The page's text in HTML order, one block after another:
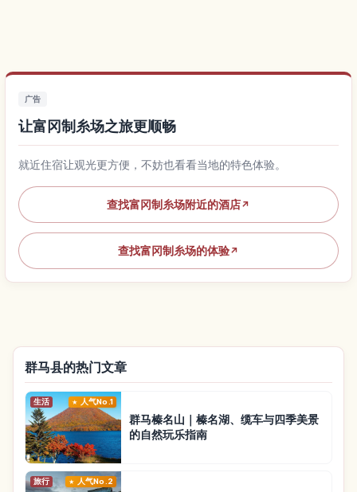
广告
让富冈制糸场之旅更顺畅
就近住宿让观光更方便，不妨也看看当地的特色体验。
查找富冈制糸场附近的酒店↗
查找富冈制糸场的体验↗
群马县的热门文章
生活 人气No.1
群马榛名山｜榛名湖、缆车与四季美景
的自然玩乐指南
旅行 人气No.2